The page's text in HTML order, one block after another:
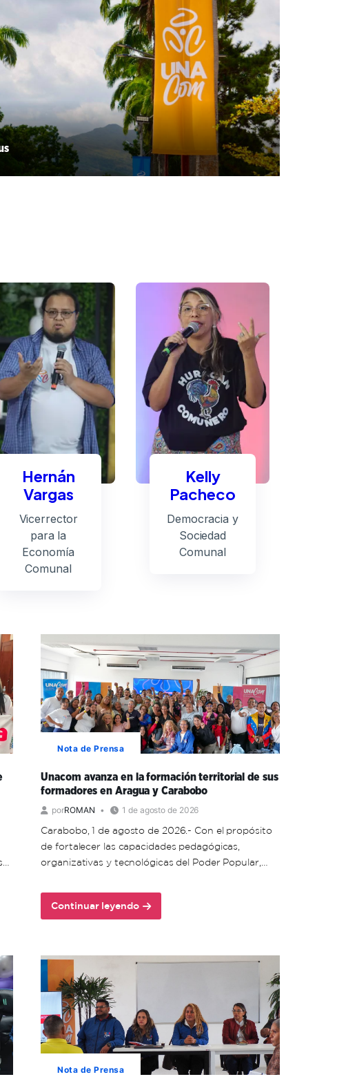
Hernán
Vargas
Vicerrector
para la
Economía
Comunal
Kelly
Pacheco
Democracia y
Sociedad
Comunal
Nota de Prensa
Unacom avanza en la formación territorial de sus
formadores en Aragua y Carabobo
porROMAN 1 de agosto de 2026
Carabobo, 1 de agosto de 2026.- Con el propósito
de fortalecer las capacidades pedagógicas,
organizativas y tecnológicas del Poder Popular,…
Continuar leyendo
about
en
formación
territorial
de
sus
formadores
en
Aragua
Nota de Prensa